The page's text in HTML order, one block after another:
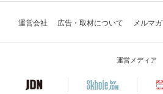
運営会社 広告・取材について メルマガ
運営メディア